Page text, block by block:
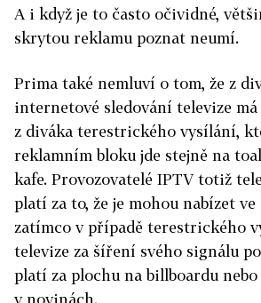
A i když je to často očividné,
skrytou reklamu poznat neumí.
Prima také nemluví o tom, že z
internetové sledování televize má
z diváka terestrického vysílání,
reklamním bloku jde stejně na
kafe. Provozovatelé IPTV totiž
platí za to, že je mohou nabízet ve
zatímco v případě terestrického
televize za šíření svého signálu
platí za plochu na billboardu
v novinách.